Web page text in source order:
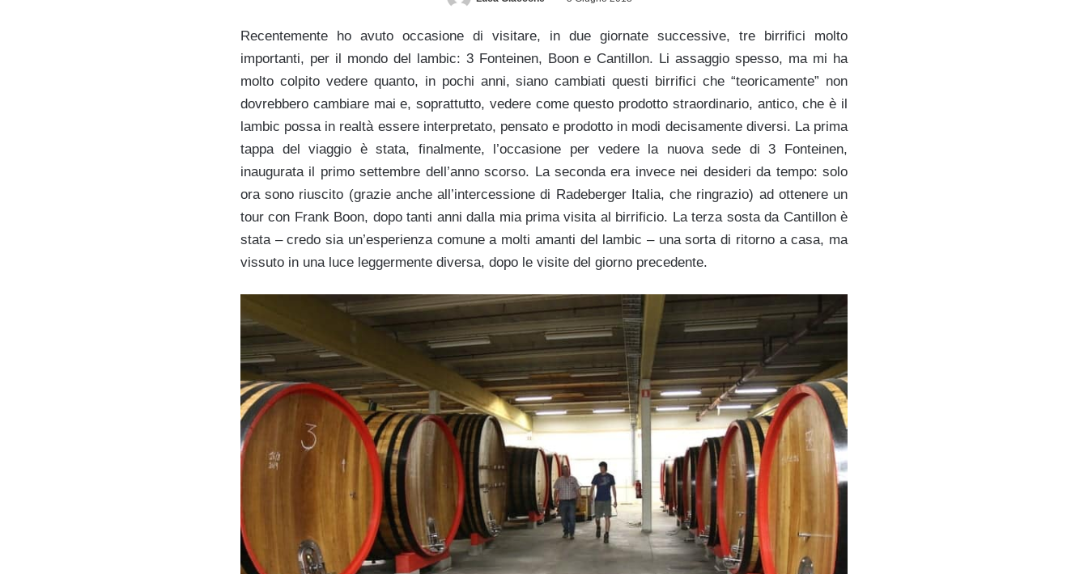
Recentemente ho avuto occasione di visitare, in due giornate successive, tre birrifici molto
importanti, per il mondo del lambic: 3 Fonteinen, Boon e Cantillon. Li assaggio spesso, ma mi ha
molto colpito vedere quanto, in pochi anni, siano cambiati questi birrifici che “teoricamente” non
dovrebbero cambiare mai e, soprattutto, vedere come questo prodotto straordinario, antico, che è il
lambic possa in realtà essere interpretato, pensato e prodotto in modi decisamente diversi. La prima
tappa del viaggio è stata, finalmente, l’occasione per vedere la nuova sede di 3 Fonteinen,
inaugurata il primo settembre dell’anno scorso. La seconda era invece nei desideri da tempo: solo
ora sono riuscito (grazie anche all’intercessione di Radeberger Italia, che ringrazio) ad ottenere un
tour con Frank Boon, dopo tanti anni dalla mia prima visita al birrificio. La terza sosta da Cantillon è
stata – credo sia un’esperienza comune a molti amanti del lambic – una sorta di ritorno a casa, ma
vissuto in una luce leggermente diversa, dopo le visite del giorno precedente.